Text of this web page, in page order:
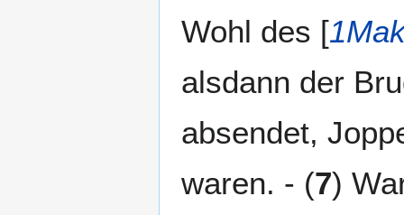
Wohl des [
alsdann der
absendet,
waren. - (7)